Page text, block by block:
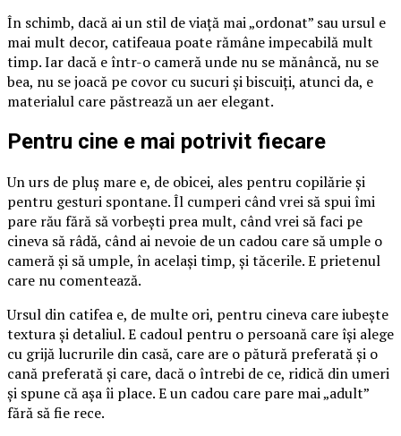
În schimb, dacă ai un stil de viață mai „ordonat” sau ursul e
mai mult decor, catifeaua poate rămâne impecabilă mult
timp. Iar dacă e într-o cameră unde nu se mănâncă, nu se
bea, nu se joacă pe covor cu sucuri și biscuiți, atunci da, e
materialul care păstrează un aer elegant.
Pentru cine e mai potrivit fiecare
Un urs de pluș mare e, de obicei, ales pentru copilărie și
pentru gesturi spontane. Îl cumperi când vrei să spui îmi
pare rău fără să vorbești prea mult, când vrei să faci pe
cineva să râdă, când ai nevoie de un cadou care să umple o
cameră și să umple, în același timp, și tăcerile. E prietenul
care nu comentează.
Ursul din catifea e, de multe ori, pentru cineva care iubește
textura și detaliul. E cadoul pentru o persoană care își alege
cu grijă lucrurile din casă, care are o pătură preferată și o
cană preferată și care, dacă o întrebi de ce, ridică din umeri
și spune că așa îi place. E un cadou care pare mai „adult”
fără să fie rece.